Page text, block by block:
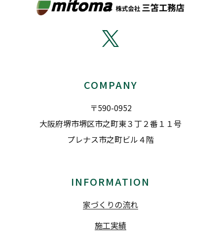
COMPANY
〒590-0952
大阪府堺市堺区市之町東３丁２番１１号
プレナス市之町ビル４階
INFORMATION
家づくりの流れ
施工実績